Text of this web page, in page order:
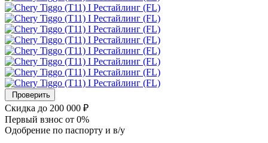
Проверить
Скидка до 200 000 ₽
Первый взнос от 0%
Одобрение по паспорту и в/у